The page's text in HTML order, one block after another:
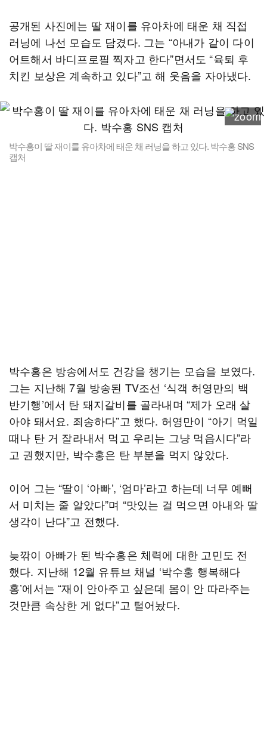
공개된 사진에는 딸 재이를 유아차에 태운 채 직접
러닝에 나선 모습도 담겼다. 그는 “아내가 같이 다이
어트해서 바디프로필 찍자고 한다”면서도 “육퇴 후
치킨 보상은 계속하고 있다”고 해 웃음을 자아냈다.
박수홍이 딸 재이를 유아차에 태운 채 러닝을 하고 있다. 박수홍 SNS
캡처
박수홍은 방송에서도 건강을 챙기는 모습을 보였다.
그는 지난해 7월 방송된 TV조선 ‘식객 허영만의 백
반기행’에서 탄 돼지갈비를 골라내며 “제가 오래 살
아야 돼서요. 죄송하다”고 했다. 허영만이 “아기 먹일
때나 탄 거 잘라내서 먹고 우리는 그냥 먹읍시다”라
고 권했지만, 박수홍은 탄 부분을 먹지 않았다.
이어 그는 “딸이 ‘아빠’, ‘엄마’라고 하는데 너무 예뻐
서 미치는 줄 알았다”며 “맛있는 걸 먹으면 아내와 딸
생각이 난다”고 전했다.
늦깎이 아빠가 된 박수홍은 체력에 대한 고민도 전
했다. 지난해 12월 유튜브 채널 ‘박수홍 행복해다
홍’에서는 “재이 안아주고 싶은데 몸이 안 따라주는
것만큼 속상한 게 없다”고 털어놨다.